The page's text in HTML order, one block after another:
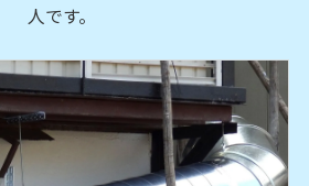
人です。